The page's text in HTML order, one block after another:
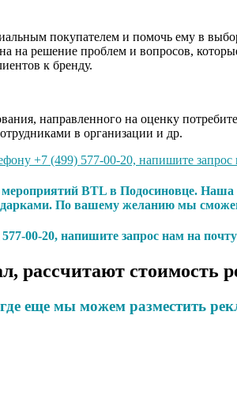
покупателем и помочь ему в
на решение проблем и вопросов,
к бренду.
направленного на оценку
в организации и др.
+7 (499) 577-00-20, напишите
BTL в Подосиновце.
По вашему желанию мы
00-20, напишите запрос нам на
рассчитают
еще мы можем разместить